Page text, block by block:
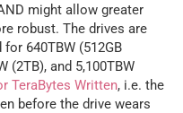
might allow greater
robust. The drives are
640TBW (512GB
(2TB), and 5,100TBW
TeraBytes Written, i.e. the
before the drive wears